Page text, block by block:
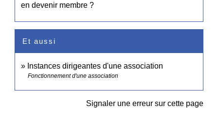
en devenir membre ?
Et aussi
Instances dirigeantes d'une association
Fonctionnement d'une association
Signaler une erreur sur cette page